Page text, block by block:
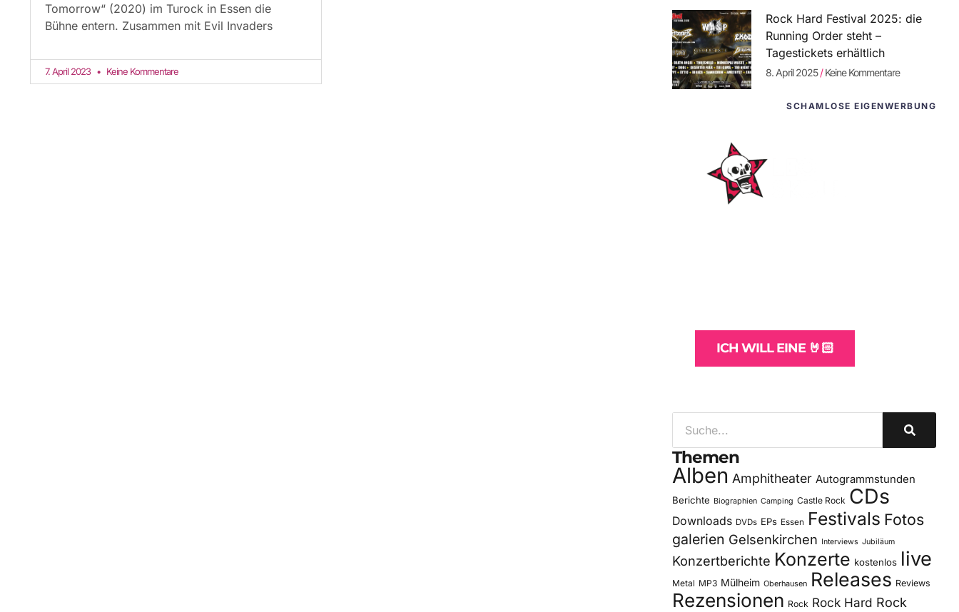
Tomorrow“ (2020) im Turock in Essen die
Bühne entern. Zusammen mit Evil Invaders
7. April 2023 Keine Kommentare
Rock Hard Festival 2025: die
Running Order steht –
Tagestickets erhältlich
8. April 2025 Keine Kommentare
SCHAMLOSE EIGENWERBUNG
ICH WILL EINE 🤘🏻
Themen
Alben Amphitheater Autogrammstunden
Berichte Biographien Camping Castle Rock CDs
Downloads DVDs EPs Essen Festivals Fotos
galerien Gelsenkirchen Interviews Jubiläum
Konzertberichte Konzerte kostenlos live
Metal MP3 Mülheim Oberhausen Releases Reviews
Rezensionen Rock Rock Hard Rock